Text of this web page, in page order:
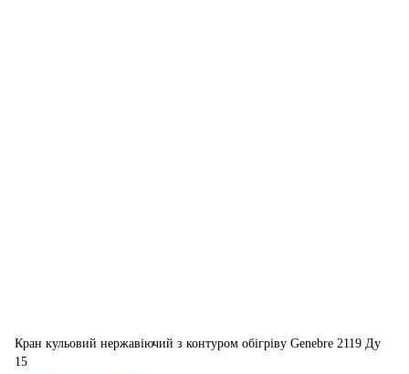
Кран кульовий нержавіючий з контуром обігріву Genebre 2119 Ду
15